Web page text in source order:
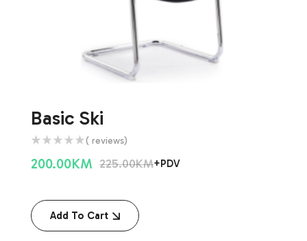
Basic Ski
( reviews)
225.00KM
200.00KM +PDV
Add To Cart